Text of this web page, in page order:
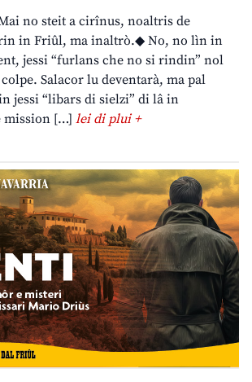
no steit a cirînus, noaltris de
in Friûl, ma inaltrò.◆ No, no lìn in
jessi “furlans che no si rindin” nol
Salacor lu deventarà, ma pal
jessi “libars di sielzi” di lâ in
mission […] lei di plui +